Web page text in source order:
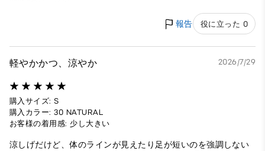
報告 役に立った 0
軽やかかつ、涼やか 2026/7/29
購入サイズ: S
購入カラー: 30 NATURAL
お客様の着用感: 少し大きい
涼しげだけど、体のラインが見えたり足が短いのを強調しない